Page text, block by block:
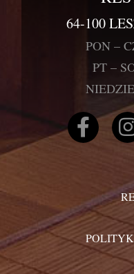
64-100
PON –
PT –